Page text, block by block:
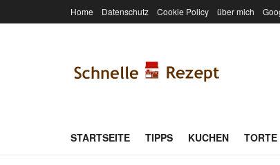
Home Datenschutz Cookie Policy über mich
STARTSEITE TIPPS KUCHEN TORTE